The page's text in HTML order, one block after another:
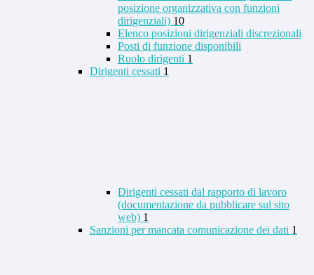
posizione organizzativa con funzioni
dirigenziali) 10
Elenco posizioni dirigenziali discrezionali
Posti di funzione disponibili
Ruolo dirigenti 1
Dirigenti cessati 1
Dirigenti cessati dal rapporto di lavoro
(documentazione da pubblicare sul sito
web) 1
Sanzioni per mancata comunicazione dei dati 1